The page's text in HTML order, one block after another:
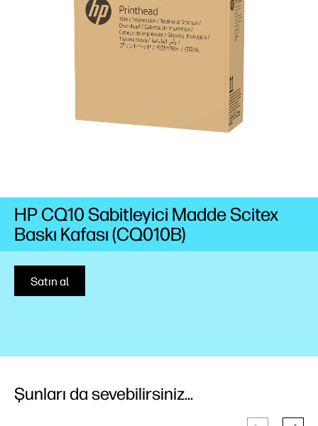
Satın al
HP CQ10 Sabitleyici Madde Scitex
Baskı Kafası (CQ010B)
Şunları da sevebilirsiniz...